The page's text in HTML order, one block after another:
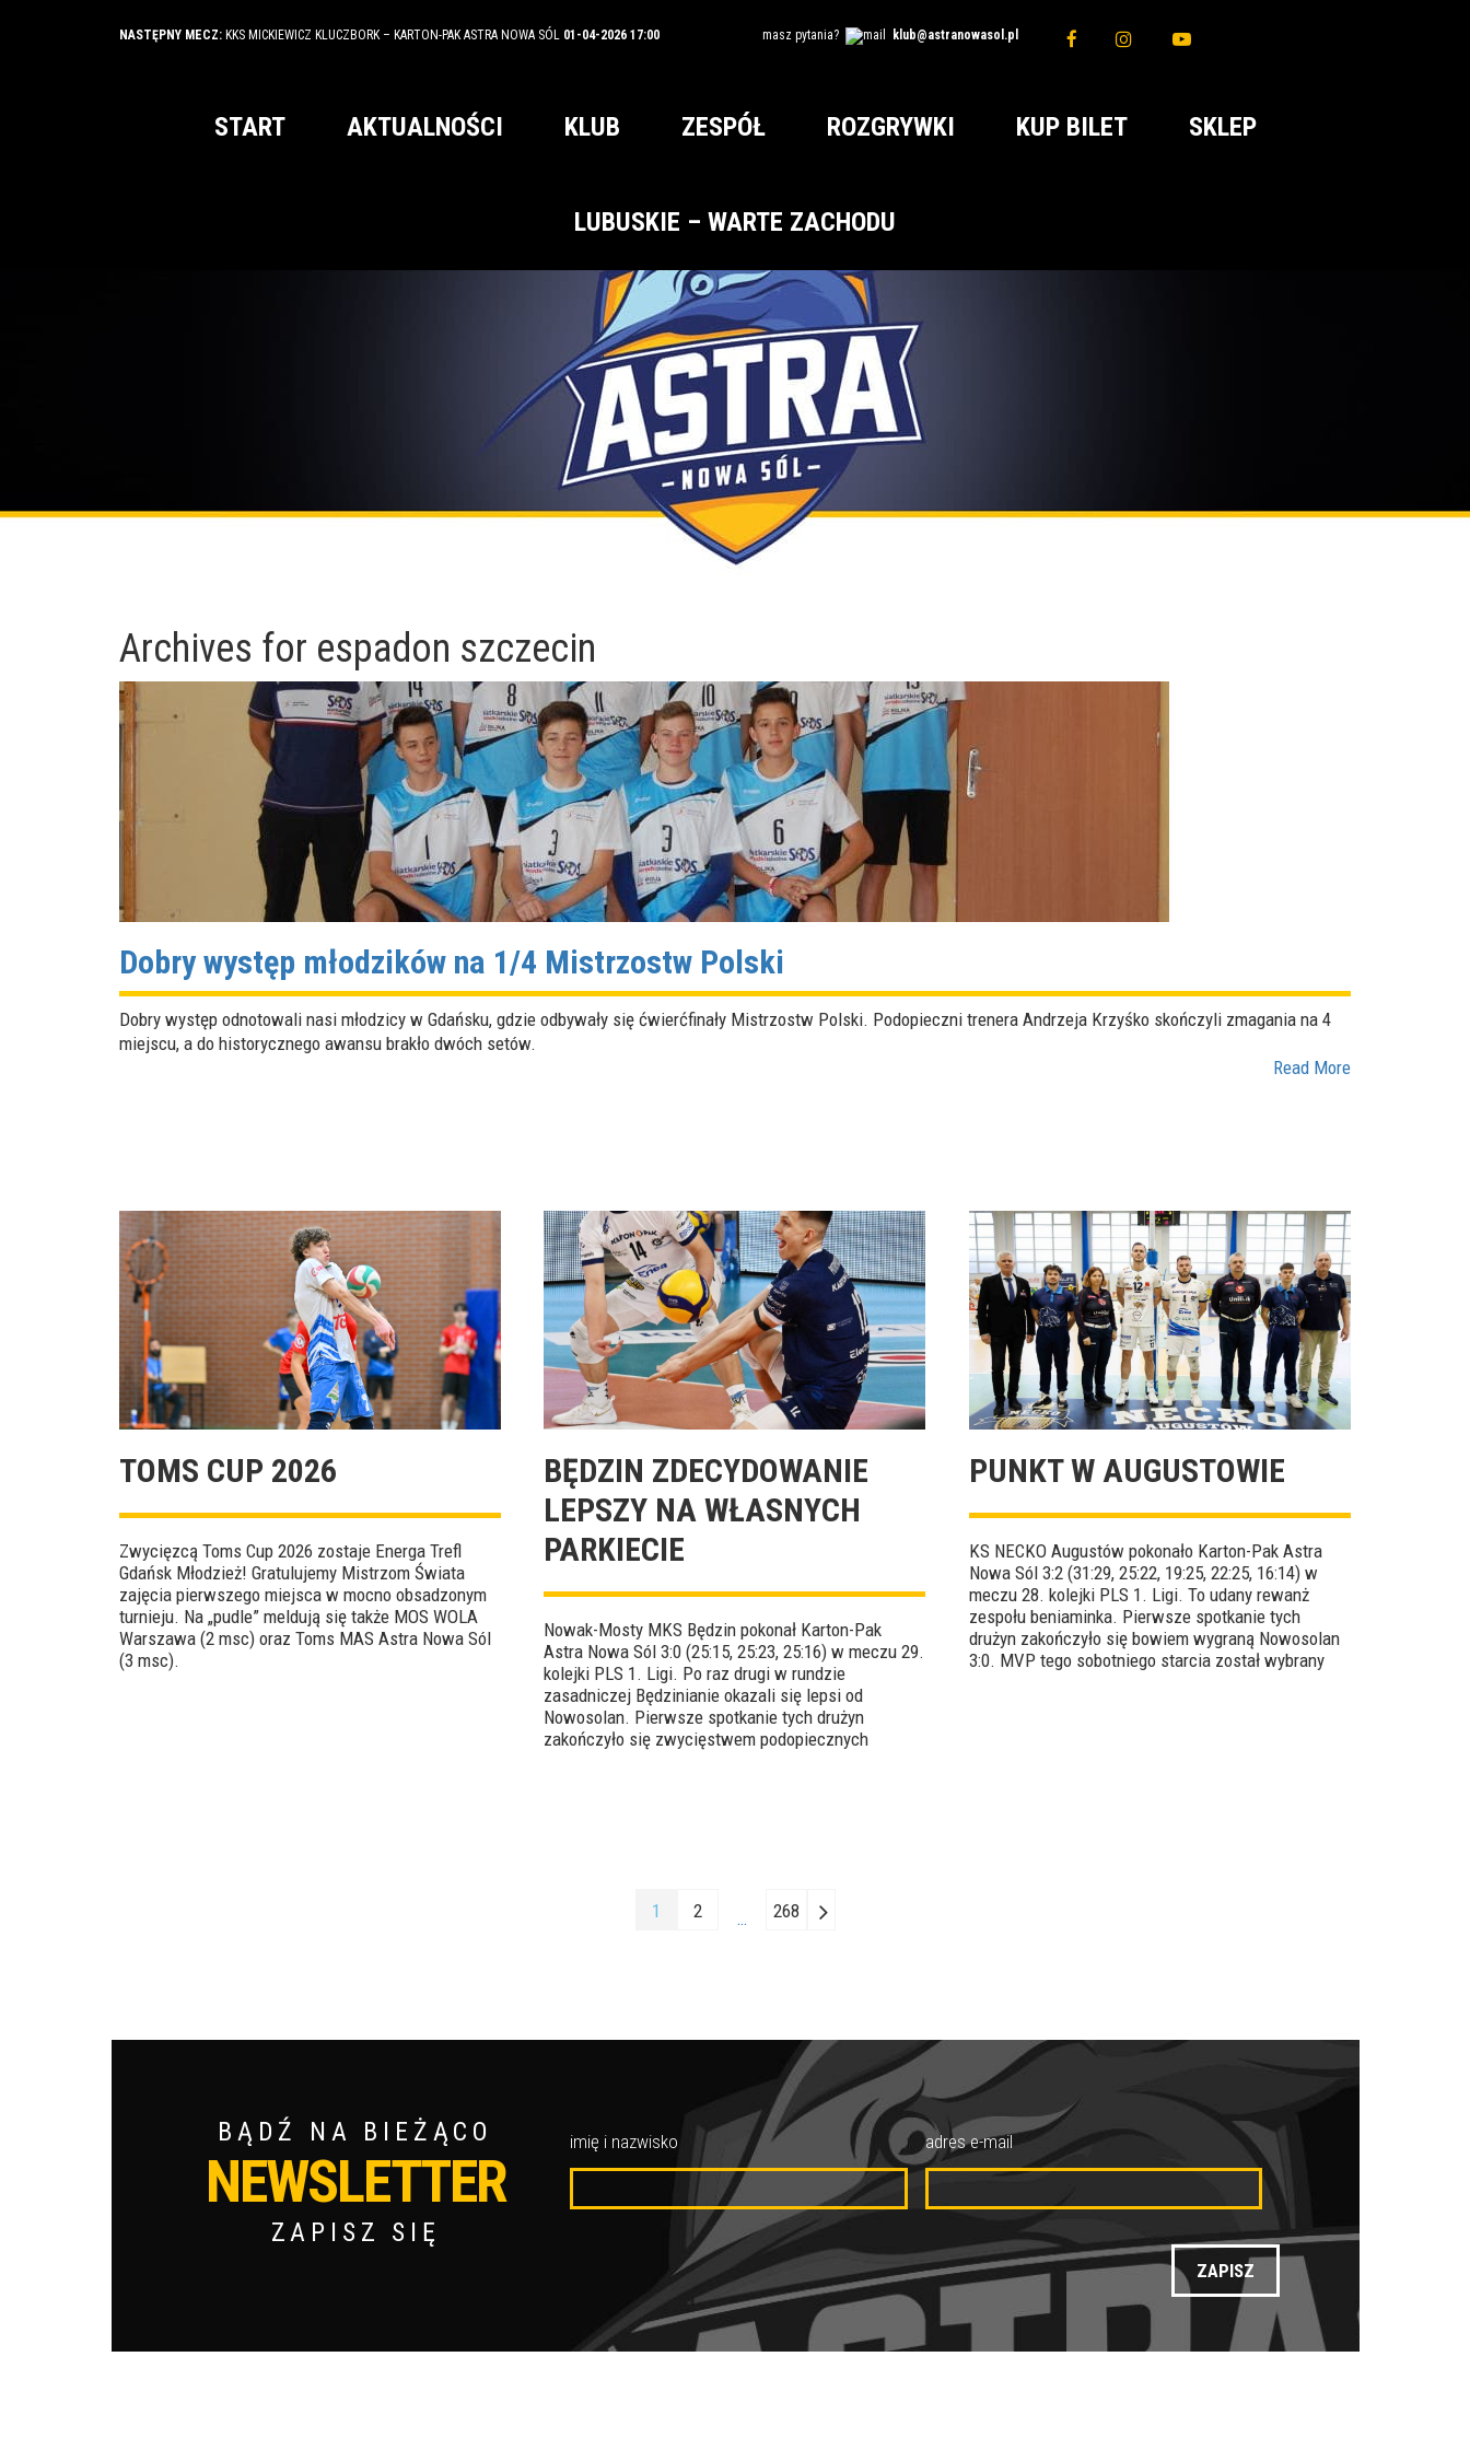
NASTĘPNY MECZ: KKS MICKIEWICZ KLUCZBORK – KARTON-PAK ASTRA NOWA SÓL 01-04-2026 17:00 masz pytania? klub@astranowasol.pl
START AKTUALNOŚCI KLUB ZESPÓŁ ROZGRYWKI KUP BILET SKLEP
LUBUSKIE – WARTE ZACHODU
Archives for espadon szczecin
Dobry występ młodzików na 1/4 Mistrzostw Polski
Dobry występ odnotowali nasi młodzicy w Gdańsku, gdzie odbywały się ćwierćfinały Mistrzostw Polski. Podopieczni trenera Andrzeja Krzyśko skończyli zmagania na 4
miejscu, a do historycznego awansu brakło dwóch setów.
Read More
TOMS CUP 2026
Zwycięzcą Toms Cup 2026 zostaje Energa Trefl
Gdańsk Młodzież! Gratulujemy Mistrzom Świata
zajęcia pierwszego miejsca w mocno obsadzonym
turnieju. Na „pudle” meldują się także MOS WOLA
Warszawa (2 msc) oraz Toms MAS Astra Nowa Sól
(3 msc).
BĘDZIN ZDECYDOWANIE
LEPSZY NA WŁASNYCH
PARKIECIE
Nowak-Mosty MKS Będzin pokonał Karton-Pak
Astra Nowa Sól 3:0 (25:15, 25:23, 25:16) w meczu 29.
kolejki PLS 1. Ligi. Po raz drugi w rundzie
zasadniczej Będzinianie okazali się lepsi od
Nowosolan. Pierwsze spotkanie tych drużyn
zakończyło się zwycięstwem podopiecznych
PUNKT W AUGUSTOWIE
KS NECKO Augustów pokonało Karton-Pak Astra
Nowa Sól 3:2 (31:29, 25:22, 19:25, 22:25, 16:14) w
meczu 28. kolejki PLS 1. Ligi. To udany rewanż
zespołu beniaminka. Pierwsze spotkanie tych
drużyn zakończyło się bowiem wygraną Nowosolan
3:0. MVP tego sobotniego starcia został wybrany
1 2 … 268
BĄDŹ NA BIEŻĄCO
NEWSLETTER
ZAPISZ SIĘ
imię i nazwisko adres e-mail